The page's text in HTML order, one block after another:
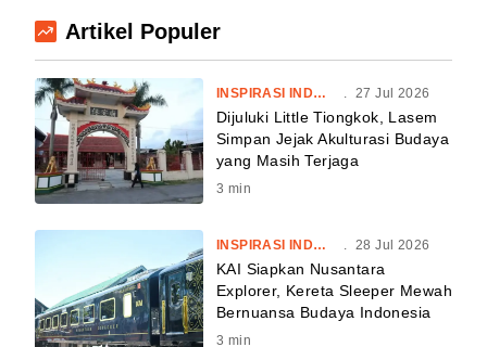
Artikel Populer
INSPIRASI INDONESIA . 27 Jul 2026
Dijuluki Little Tiongkok, Lasem
Simpan Jejak Akulturasi Budaya
yang Masih Terjaga
3 min
INSPIRASI INDONESIA . 28 Jul 2026
KAI Siapkan Nusantara
Explorer, Kereta Sleeper Mewah
Bernuansa Budaya Indonesia
3 min